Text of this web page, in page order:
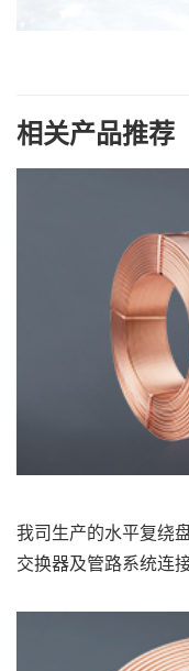
相关产品推荐
我司生产的水平复绕
交换器及管路系统连接